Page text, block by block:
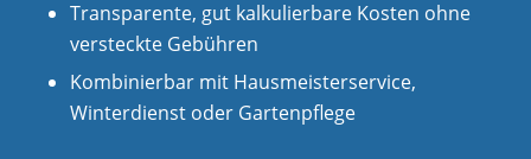
Transparente, gut kalkulierbare Kosten ohne
versteckte Gebühren
Kombinierbar mit Hausmeisterservice,
Winterdienst oder Gartenpflege